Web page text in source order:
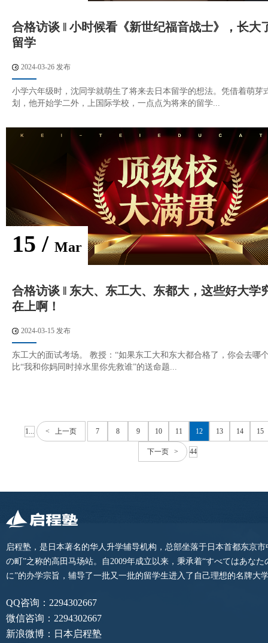
合格访谈 ‖ 小时候看《新世纪福音战士》，长大
留学
2024-03-26 发布
小学六年级时，沈同学就萌生了将来去日本留学的想法。凭借着萌芽
划，他开始学二外，上国际学校，一点点为将来的留学...
15 / Mar
合格访谈 ‖ 东大、东工大、东都大，这些好大学
在上啊！
2024-03-15 发布
东工大的面试考场。 教授：“如果东工大和东大都合格了，你会去哪
比“我和你妈同时掉水里你先救谁”的送命题...
1... < 上一页 7 8 9 10 11 12 13 14 15
下一页 > 44
启程塾，是日本著名的华人升学辅导机构，总部坐落于日本首都东京市
の町”之称的高田马场站。自2009年成立以来，秉承着“すべてはあなた
に”的办学宗旨，辅导了一批又一批的留学生进入了自己理想的名牌大
QQ咨询：2294302667
微信咨询：2294302667
新浪微博：日本启程塾